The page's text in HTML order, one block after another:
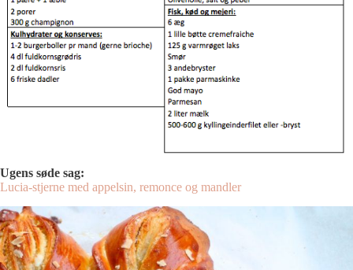
Ugens søde sag:
Lucia-stjerne med appelsin, remonce og mandler